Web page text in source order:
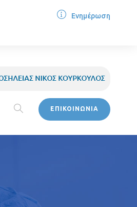
Ενημέρωση
ΕΠΙΚΟΙΝΩΝΙΑ